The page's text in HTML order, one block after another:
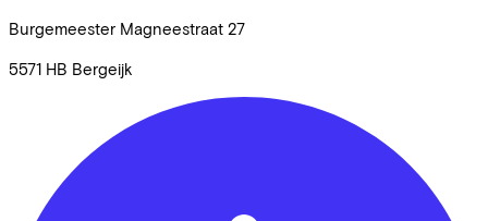
Burgemeester Magneestraat 27
5571 HB Bergeijk